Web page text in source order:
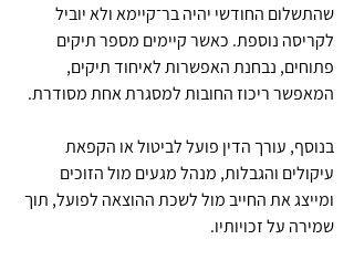
שהתשלום החודשי יהיה בר־קיימא ולא יוביל
לקריסה נוספת. כאשר קיימים מספר תיקים
פתוחים, נבחנת האפשרות לאיחוד תיקים,
המאפשר ריכוז החובות למסגרת אחת מסודרת.
בנוסף, עורך הדין פועל לביטול או הקפאת
עיקולים והגבלות, מנהל מגעים מול הזוכים
ומייצג את החייב מול לשכת ההוצאה לפועל, תוך
שמירה על זכויותיו.